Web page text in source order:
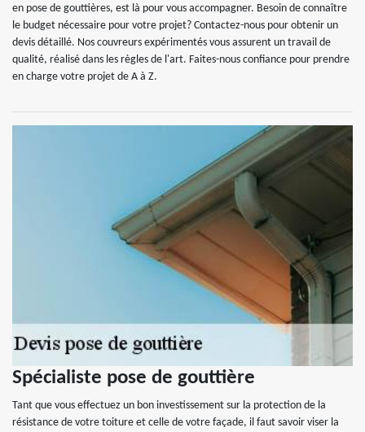
en pose de gouttières, est là pour vous accompagner. Besoin de connaître
le budget nécessaire pour votre projet? Contactez-nous pour obtenir un
devis détaillé. Nos couvreurs expérimentés vous assurent un travail de
qualité, réalisé dans les règles de l'art. Faites-nous confiance pour prendre
en charge votre projet de A à Z.
Spécialiste pose de gouttière
Tant que vous effectuez un bon investissement sur la protection de la
résistance de votre toiture et celle de votre façade, il faut savoir viser la